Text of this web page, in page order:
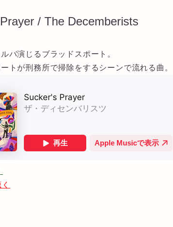
/ The Decemberists
バ演じるブラッドスポート。
トが刑務所で掃除をするシーンで流れる曲。